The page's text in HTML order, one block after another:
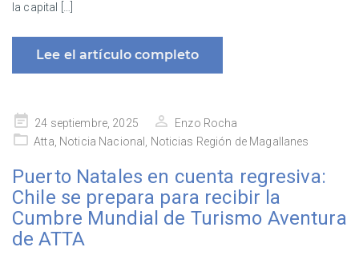
la capital […]
Lee el artículo completo
Publicado
en
24 septiembre, 2025
Enzo Rocha
Atta Noticia Nacional Noticias Región de Magallanes
Puerto Natales en cuenta regresiva:
Chile se prepara para recibir la
Cumbre Mundial de Turismo Aventura
de ATTA